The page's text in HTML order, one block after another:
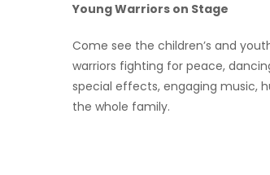
Young Warriors on Stage
Come see the children’s and
warriors fighting for peace,
special effects, engaging music,
the whole family.